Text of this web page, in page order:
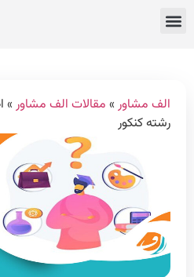
الف مشاور » مقالات الف مشاور »
رشته کنکور